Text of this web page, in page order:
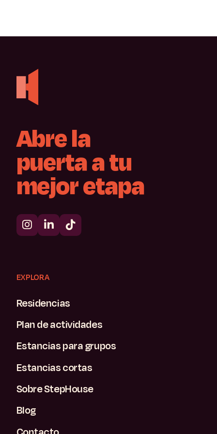
Abrela
puertaatu
mejoretapa
EXPLORA
Residencias
Plan de actividades
Estancias para grupos
Estancias cortas
Sobre StepHouse
Blog